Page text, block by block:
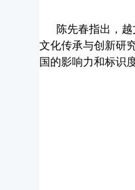
陈先春指出，
文化传承与创新研
国的影响力和标识